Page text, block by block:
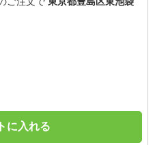
に入れる